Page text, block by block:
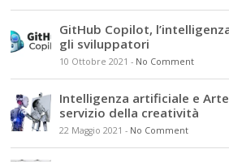
GitHub Copilot,
gli sviluppatori
10 Ottobre 2021 - No Comment
Intelligenza artificiale e
servizio della creatività
22 Maggio 2021 - No Comment